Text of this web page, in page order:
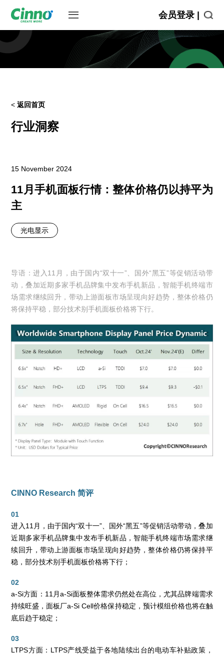
会员登录 |
<返回首页
行业洞察
15 November 2024
11月手机面板行情：整体价格仍以持平为
主
光电显示
导语：进入11月，由于国内“双十一”、国外“黑五”等促销活动带
动，叠加近期多家手机品牌集中发布手机新品，智能手机终端市
场需求继续回升，带动上游面板市场呈现向好趋势，整体价格仍
将保持平稳，部分技术别手机面板价格将下行。
CINNO Research 简评
01
进入11月，由于国内“双十一”、国外“黑五”等促销活动带动，叠加
近期多家手机品牌集中发布手机新品，智能手机终端市场需求继
续回升，带动上游面板市场呈现向好趋势，整体价格仍将保持平
稳，部分技术别手机面板价格将下行；
02
a-Si方面：11月a-Si面板整体需求仍然处在高位，尤其品牌端需求
持续旺盛，面板厂a-Si Cell价格保持稳定，预计模组价格也将在触
底后趋于稳定；
03
LTPS方面：LTPS产线受益于各地陆续出台的电动车补贴政策，